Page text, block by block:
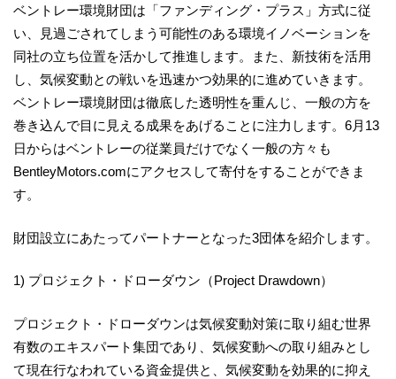
ベントレー環境財団は「ファンディング・プラス」方式に従
い、見過ごされてしまう可能性のある環境イノベーションを
同社の立ち位置を活かして推進します。また、新技術を活用
し、気候変動との戦いを迅速かつ効果的に進めていきます。
ベントレー環境財団は徹底した透明性を重んじ、一般の方を
巻き込んで目に見える成果をあげることに注力します。6月13
日からはベントレーの従業員だけでなく一般の方々も
BentleyMotors.comにアクセスして寄付をすることができま
す。
財団設立にあたってパートナーとなった3団体を紹介します。
1) プロジェクト・ドローダウン（Project Drawdown）
プロジェクト・ドローダウンは気候変動対策に取り組む世界
有数のエキスパート集団であり、気候変動への取り組みとし
て現在行なわれている資金提供と、気候変動を効果的に抑え